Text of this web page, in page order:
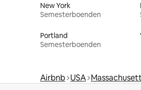
New York
Semesterboenden
Portland
Semesterboenden
Airbnb USA